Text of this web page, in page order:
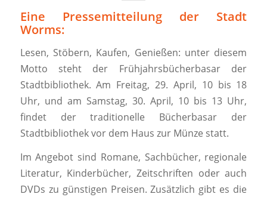
Eine Pressemitteilung der Stadt
Worms:
Lesen, Stöbern, Kaufen, Genießen: unter diesem
Motto steht der Frühjahrsbücherbasar der
Stadtbibliothek. Am Freitag, 29. April, 10 bis 18
Uhr, und am Samstag, 30. April, 10 bis 13 Uhr,
findet der traditionelle Bücherbasar der
Stadtbibliothek vor dem Haus zur Münze statt.
Im Angebot sind Romane, Sachbücher, regionale
Literatur, Kinderbücher, Zeitschriften oder auch
DVDs zu günstigen Preisen. Zusätzlich gibt es die